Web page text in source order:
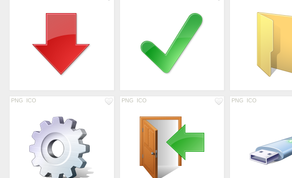
PNG ICO PNG ICO PNG ICO